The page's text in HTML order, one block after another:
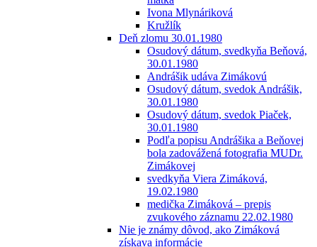
Ivona Mlynáriková
Kružlík
Deň zlomu 30.01.1980
Osudový dátum, svedkyňa Beňová,
30.01.1980
Andrášik udáva Zimákovú
Osudový dátum, svedok Andrášik,
30.01.1980
Osudový dátum, svedok Piaček,
30.01.1980
Podľa popisu Andrášika a Beňovej
bola zadovážená fotografia MUDr.
Zimákovej
svedkyňa Viera Zimáková,
19.02.1980
medička Zimáková – prepis
zvukového záznamu 22.02.1980
Nie je známy dôvod, ako Zimáková
získava informácie